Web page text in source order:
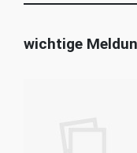
wichtige